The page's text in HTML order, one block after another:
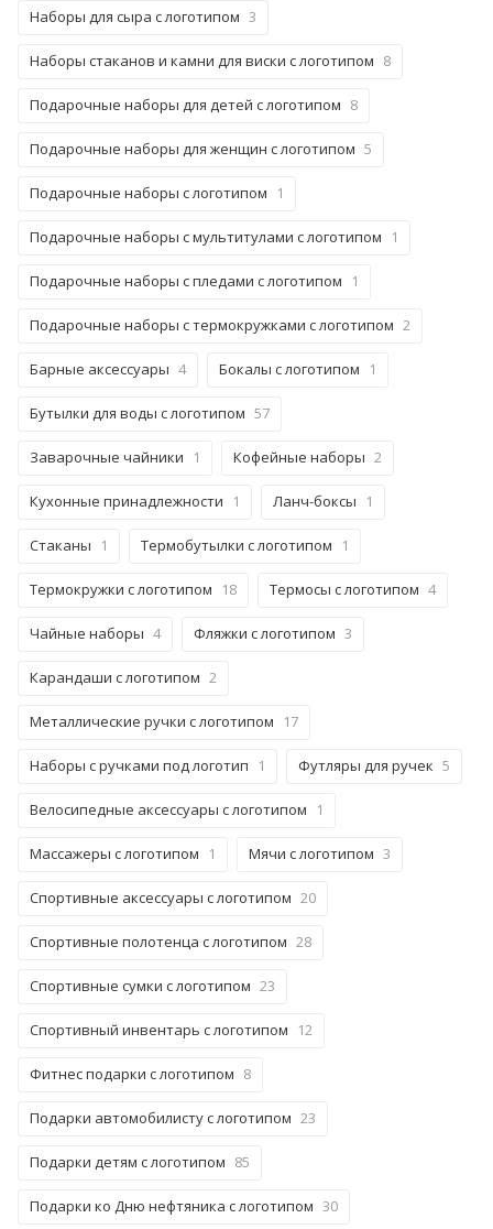
Наборы для сыра с логотипом 3
Наборы стаканов и камни для виски с логотипом 8
Подарочные наборы для детей с логотипом 8
Подарочные наборы для женщин с логотипом 5
Подарочные наборы с логотипом 1
Подарочные наборы с мультитулами с логотипом 1
Подарочные наборы с пледами с логотипом 1
Подарочные наборы с термокружками с логотипом 2
Барные аксессуары 4 Бокалы с логотипом 1
Бутылки для воды с логотипом 57
Заварочные чайники 1 Кофейные наборы 2
Кухонные принадлежности 1 Ланч-боксы 1
Стаканы 1 Термобутылки с логотипом 1
Термокружки с логотипом 18 Термосы с логотипом 4
Чайные наборы 4 Фляжки с логотипом 3
Карандаши с логотипом 2
Металлические ручки с логотипом 17
Наборы с ручками под логотип 1 Футляры для ручек 5
Велосипедные аксессуары с логотипом 1
Массажеры с логотипом 1 Мячи с логотипом 3
Спортивные аксессуары с логотипом 20
Спортивные полотенца с логотипом 28
Спортивные сумки с логотипом 23
Спортивный инвентарь с логотипом 12
Фитнес подарки с логотипом 8
Подарки автомобилисту с логотипом 23
Подарки детям с логотипом 85
Подарки ко Дню нефтяника с логотипом 30